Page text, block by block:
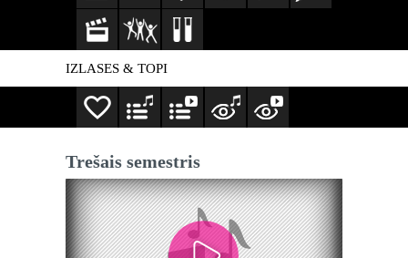
IZLASES & TOPI
Trešais semestris